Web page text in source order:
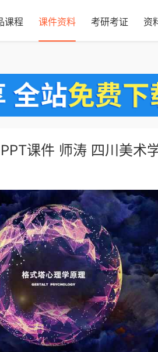
课程 课件资料 考研考证 资
课件 师涛 四川美术